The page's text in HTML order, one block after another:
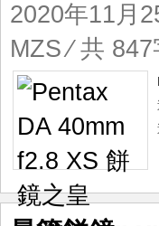
2020年11月
MZS⁄ 共